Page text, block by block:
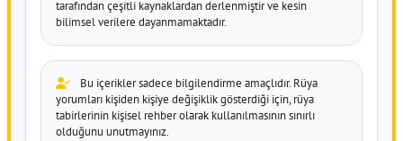
tarafından çeşitli kaynaklardan derlenmiştir ve kesin
bilimsel verilere dayanmamaktadır.
Bu içerikler sadece bilgilendirme amaçlıdır. Rüya
yorumları kişiden kişiye değişiklik gösterdiği için, rüya
tabirlerinin kişisel rehber olarak kullanılmasının sınırlı
olduğunu unutmayınız.